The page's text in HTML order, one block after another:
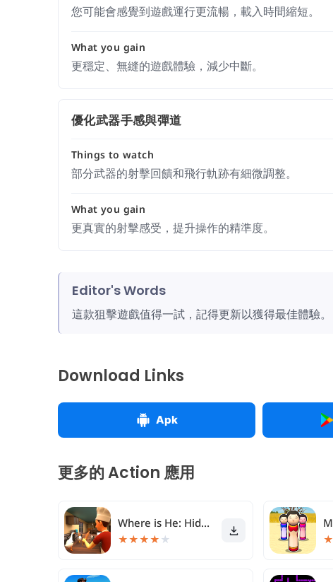
您可能會感覺到遊戲運行更流暢，載入時間縮短。
What you gain
更穩定、無縫的遊戲體驗，減少中斷。
優化武器手感與彈道
Things to watch
部分武器的射擊回饋和飛行軌跡有細微調整。
What you gain
更真實的射擊感受，提升操作的精準度。
Editor's Words
這款狙擊遊戲值得一試，記得更新以獲得最佳體驗。
Download Links
Apk
更多的 Action 應用
Where is He: Hide and Seek
★★★★ ★ ★